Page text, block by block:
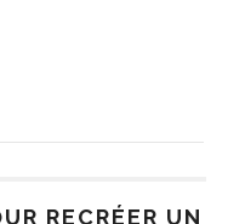
RECRÉER UN